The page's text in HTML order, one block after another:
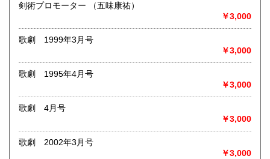
取り扱い分野
総記、哲学宗教、歴史、社会科学、自然科学、美術工芸、国
語国文、外国文学、古典籍、近代文献、趣味、外国書、サブ
カルチャー、古書一般（その他）
剣術プロモーター （五味康祐）
￥3,000
歌劇 1999年3月号
￥3,000
歌劇 1995年4月号
￥3,000
歌劇 4月号
￥3,000
歌劇 2002年3月号
￥3,000